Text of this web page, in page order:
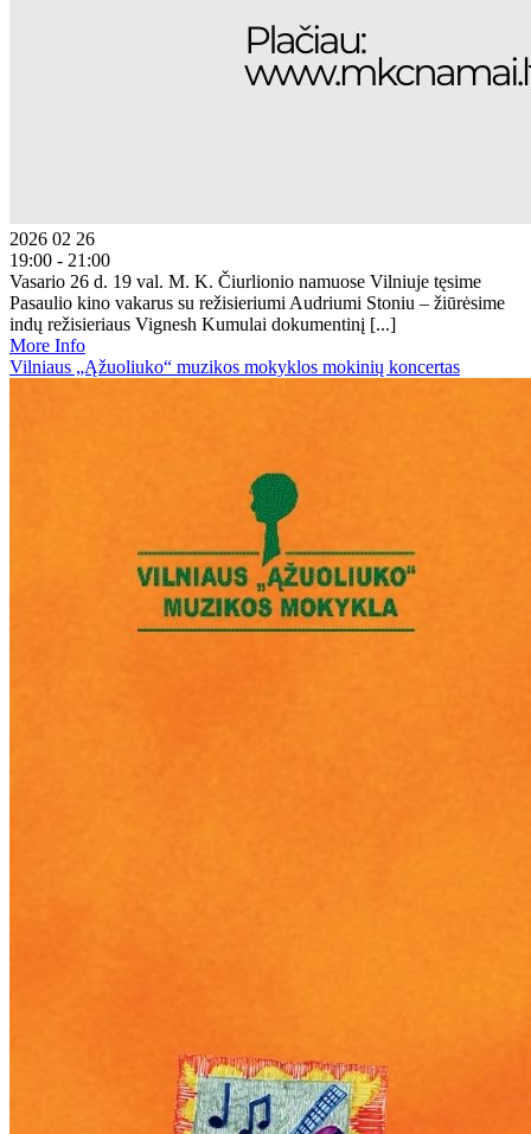
2026 02 26
19:00 - 21:00
Vasario 26 d. 19 val. M. K. Čiurlionio namuose Vilniuje tęsime
Pasaulio kino vakarus su režisieriumi Audriumi Stoniu – žiūrėsime
indų režisieriaus Vignesh Kumulai dokumentinį [...]
More Info
Vilniaus „Ąžuoliuko“ muzikos mokyklos mokinių koncertas